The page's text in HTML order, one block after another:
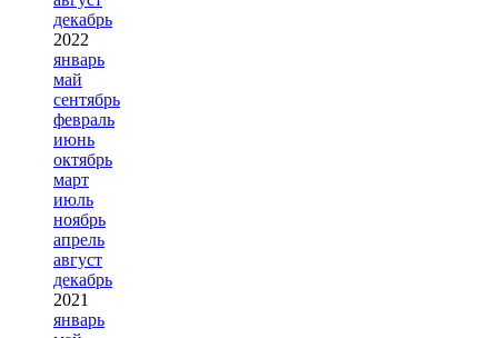
декабрь
2022
январь
май
сентябрь
февраль
июнь
октябрь
март
июль
ноябрь
апрель
август
декабрь
2021
январь